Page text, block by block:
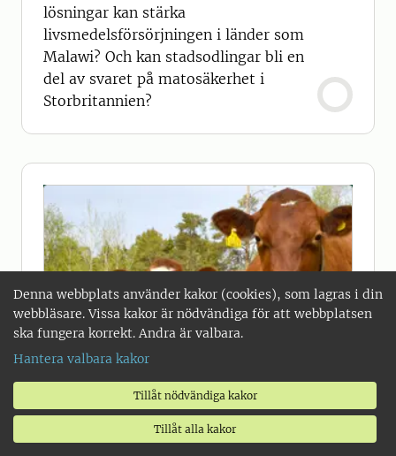
Denna webbplats använder kakor (cookies), som lagras i din
webbläsare. Vissa kakor är nödvändiga för att webbplatsen
ska fungera korrekt. Andra är valbara.
Hantera valbara kakor
Tillåt nödvändiga kakor
Tillåt alla kakor
lösningar kan stärka
livsmedelsförsörjningen i länder som
Malawi? Och kan stadsodlingar bli en
del av svaret på matosäkerhet i
Storbritannien?